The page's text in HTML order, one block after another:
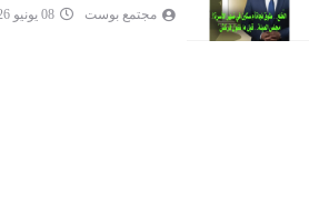
مجتمع بوست 08 يونيو 2026